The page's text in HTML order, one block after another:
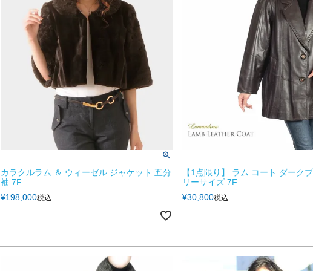
カラクルラム ＆ ウィーゼル ジャケット 五分
袖 7F
¥198,000税込
【1点限り】 ラム コート ダーク
リーサイズ 7F
¥30,800税込